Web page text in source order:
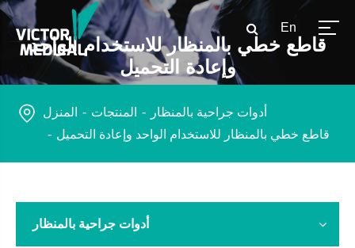
En
قاطع خطي بالمنظار للاستخدام الواحد
وإعادة التحميل
المنزل المنتجات
أدوات جراحية بالمنظار
قاطع خطي بالمنظار للاستخدام الواحد وإعادة التحميل
أدوات جراحية بالمنظار